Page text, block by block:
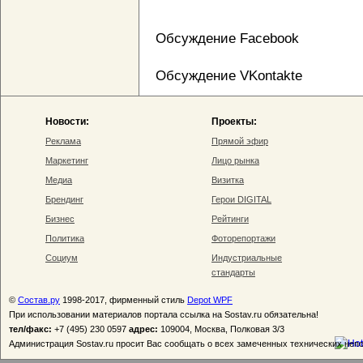
Обсуждение Facebook
Обсуждение VKontakte
Новости:
Реклама
Маркетинг
Медиа
Брендинг
Бизнес
Политика
Социум
Проекты:
Прямой эфир
Лицо рынка
Визитка
Герои DIGITAL
Рейтинги
Фоторепортажи
Индустриальные
стандарты
© Состав.ру 1998-2017, фирменный стиль Depot WPF
При использовании материалов портала ссылка на Sostav.ru обязательна!
тел/факс: +7 (495) 230 0597 адрес: 109004, Москва, Полковая 3/3
Администрация Sostav.ru просит Вас сообщать о всех замеченных технических